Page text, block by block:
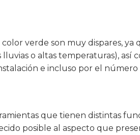
verde son muy dispares,
o altas temperaturas), así
e incluso por el
que tienen distintas
posible al aspecto que